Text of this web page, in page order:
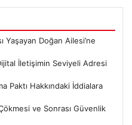
Yaşayan Doğan Ailesi’ne
İletişimin Seviyeli Adresi
Paktı Hakkındaki İddialara
ve Sonrası Güvenlik